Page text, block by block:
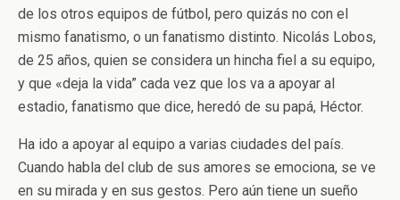
de los otros equipos de fútbol, pero quizás no con el
mismo fanatismo, o un fanatismo distinto. Nicolás Lobos,
de 25 años, quien se considera un hincha fiel a su equipo,
y que «deja la vida” cada vez que los va a apoyar al
estadio, fanatismo que dice, heredó de su papá, Héctor.
Ha ido a apoyar al equipo a varias ciudades del país.
Cuando habla del club de sus amores se emociona, se ve
en su mirada y en sus gestos. Pero aún tiene un sueño